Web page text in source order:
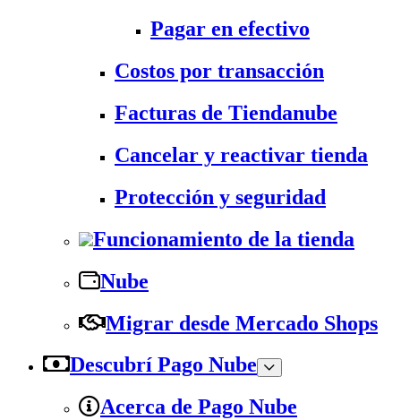
Pagar en efectivo
Costos por transacción
Facturas de Tiendanube
Cancelar y reactivar tienda
Protección y seguridad
Funcionamiento de la tienda
Nube
Migrar desde Mercado Shops
Descubrí Pago Nube
Acerca de Pago Nube